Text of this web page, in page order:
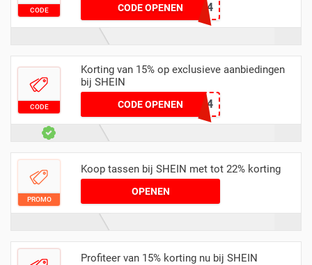
CODE CODE OPENENeur072004
CODE
Korting van 15% op exclusieve aanbiedingen
bij SHEIN
CODE OPENEN
SUlechunhh364
PROMO
Koop tassen bij SHEIN met tot 22% korting
OPENEN
Profiteer van 15% korting nu bij SHEIN